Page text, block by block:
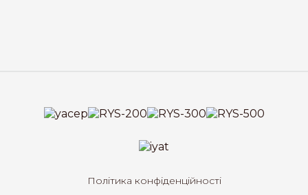
Політика конфіденційності